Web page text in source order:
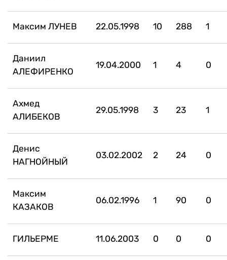
Максим ЛУНЕВ 22.05.1998 10 288 1
Даниил
АЛЕФИРЕНКО
19.04.2000 1 4 0
Ахмед
АЛИБЕКОВ
29.05.1998 3 23 1
Денис
НАГНОЙНЫЙ
03.02.2002 2 24 0
Максим
КАЗАКОВ
06.02.1996 1 90 0
ГИЛЬЕРМЕ 11.06.2003 0 0 0